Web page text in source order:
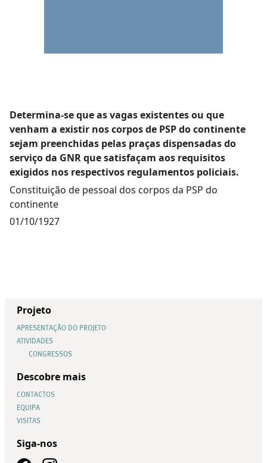
Determina-se que as vagas existentes ou que
venham a existir nos corpos de PSP do continente
sejam preenchidas pelas praças dispensadas do
serviço da GNR que satisfaçam aos requisitos
exigidos nos respectivos regulamentos policiais.
Constituição de pessoal dos corpos da PSP do
continente
01/10/1927
Projeto
APRESENTAÇÃO DO PROJETO
ATIVIDADES
CONGRESSOS
Descobre mais
CONTACTOS
EQUIPA
VISITAS
Siga-nos